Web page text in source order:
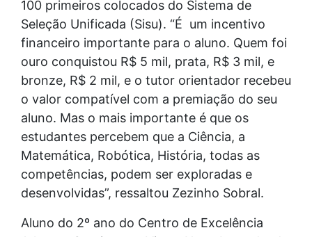
100 primeiros colocados do Sistema de
Seleção Unificada (Sisu). “É um incentivo
financeiro importante para o aluno. Quem foi
ouro conquistou R$ 5 mil, prata, R$ 3 mil, e
bronze, R$ 2 mil, e o tutor orientador recebeu
o valor compatível com a premiação do seu
aluno. Mas o mais importante é que os
estudantes percebem que a Ciência, a
Matemática, Robótica, História, todas as
competências, podem ser exploradas e
desenvolvidas”, ressaltou Zezinho Sobral.
Aluno do 2º ano do Centro de Excelência